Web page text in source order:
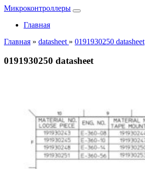
Микроконтроллеры
Главная
Главная » datasheet » 0191930250 datasheet
0191930250 datasheet